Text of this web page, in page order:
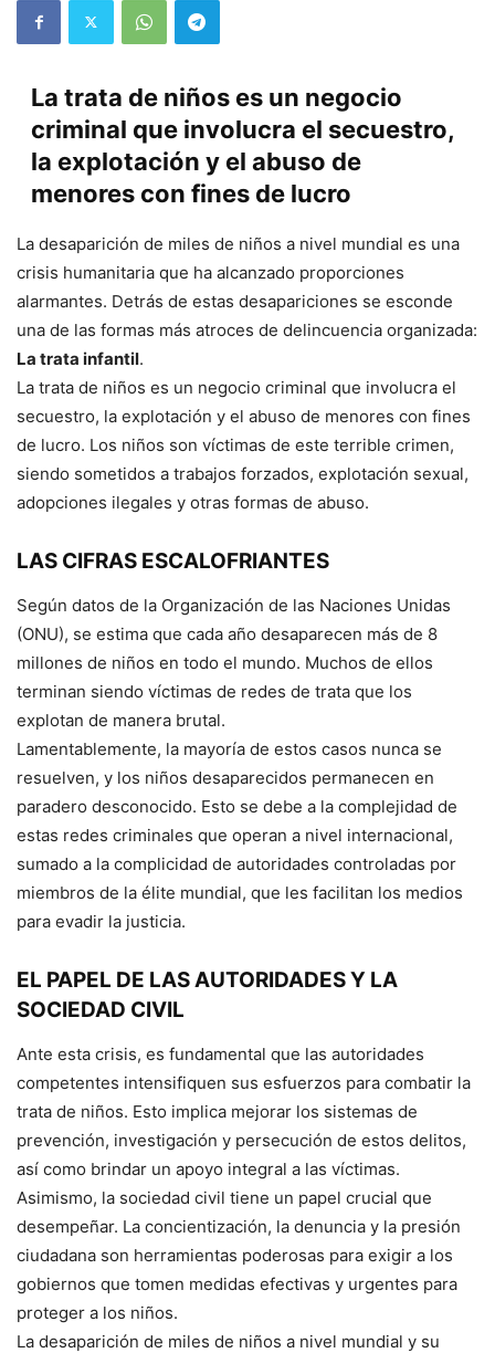
La trata de niños es un negocio
criminal que involucra el secuestro,
la explotación y el abuso de
menores con fines de lucro
La desaparición de miles de niños a nivel mundial es una
crisis humanitaria que ha alcanzado proporciones
alarmantes. Detrás de estas desapariciones se esconde
una de las formas más atroces de delincuencia organizada:
La trata infantil.
La trata de niños es un negocio criminal que involucra el
secuestro, la explotación y el abuso de menores con fines
de lucro. Los niños son víctimas de este terrible crimen,
siendo sometidos a trabajos forzados, explotación sexual,
adopciones ilegales y otras formas de abuso.
LAS CIFRAS ESCALOFRIANTES
Según datos de la Organización de las Naciones Unidas
(ONU), se estima que cada año desaparecen más de 8
millones de niños en todo el mundo. Muchos de ellos
terminan siendo víctimas de redes de trata que los
explotan de manera brutal.
Lamentablemente, la mayoría de estos casos nunca se
resuelven, y los niños desaparecidos permanecen en
paradero desconocido. Esto se debe a la complejidad de
estas redes criminales que operan a nivel internacional,
sumado a la complicidad de autoridades controladas por
miembros de la élite mundial, que les facilitan los medios
para evadir la justicia.
EL PAPEL DE LAS AUTORIDADES Y LA
SOCIEDAD CIVIL
Ante esta crisis, es fundamental que las autoridades
competentes intensifiquen sus esfuerzos para combatir la
trata de niños. Esto implica mejorar los sistemas de
prevención, investigación y persecución de estos delitos,
así como brindar un apoyo integral a las víctimas.
Asimismo, la sociedad civil tiene un papel crucial que
desempeñar. La concientización, la denuncia y la presión
ciudadana son herramientas poderosas para exigir a los
gobiernos que tomen medidas efectivas y urgentes para
proteger a los niños.
La desaparición de miles de niños a nivel mundial y su